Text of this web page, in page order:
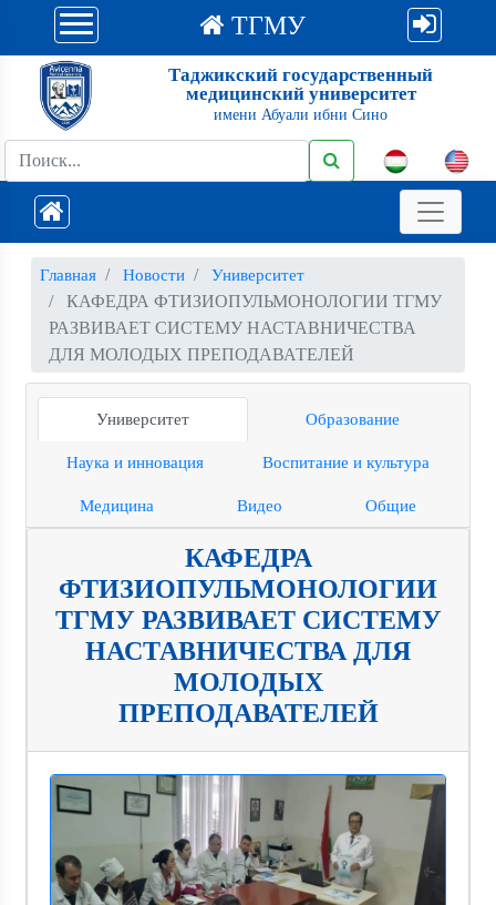
ТГМУ
Таджикский государственный
медицинский университет
имени Абуали ибни Сино
Главная Новости Университет
КАФЕДРА ФТИЗИОПУЛЬМОНОЛОГИИ ТГМУ
РАЗВИВАЕТ СИСТЕМУ НАСТАВНИЧЕСТВА
ДЛЯ МОЛОДЫХ ПРЕПОДАВАТЕЛЕЙ
Университет Образование
Наука и инновация Воспитание и культура
Медицина Видео Общие
КАФЕДРА
ФТИЗИОПУЛЬМОНОЛОГИИ
ТГМУ РАЗВИВАЕТ СИСТЕМУ
НАСТАВНИЧЕСТВА ДЛЯ
МОЛОДЫХ
ПРЕПОДАВАТЕЛЕЙ